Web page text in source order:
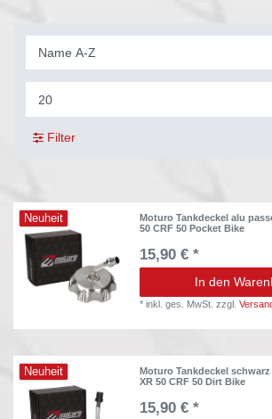
Filter
Neuheit
Moturo Tankdeckel alu
50 CRF 50 Pocket Bike
15,90 € *
In den
*inkl. ges. MwSt. zzgl.
Neuheit
Moturo Tankdeckel
XR 50 CRF 50 Dirt Bike
15,90 € *